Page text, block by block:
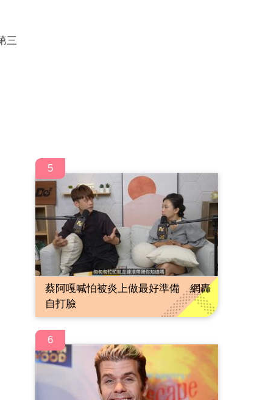
三
5
蔡阿嘎喊怕被炎上做最好準備 網轟
自打臉
6